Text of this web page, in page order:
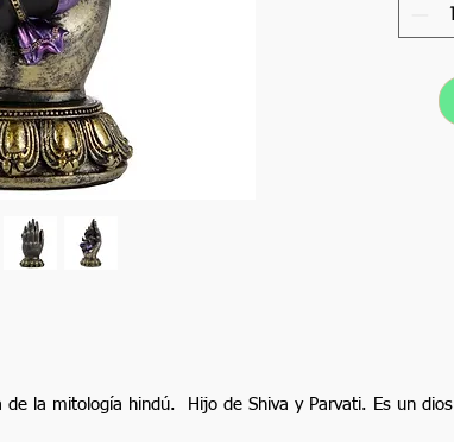
de la mitología hindú. Hijo de Shiva y Parvati. Es un